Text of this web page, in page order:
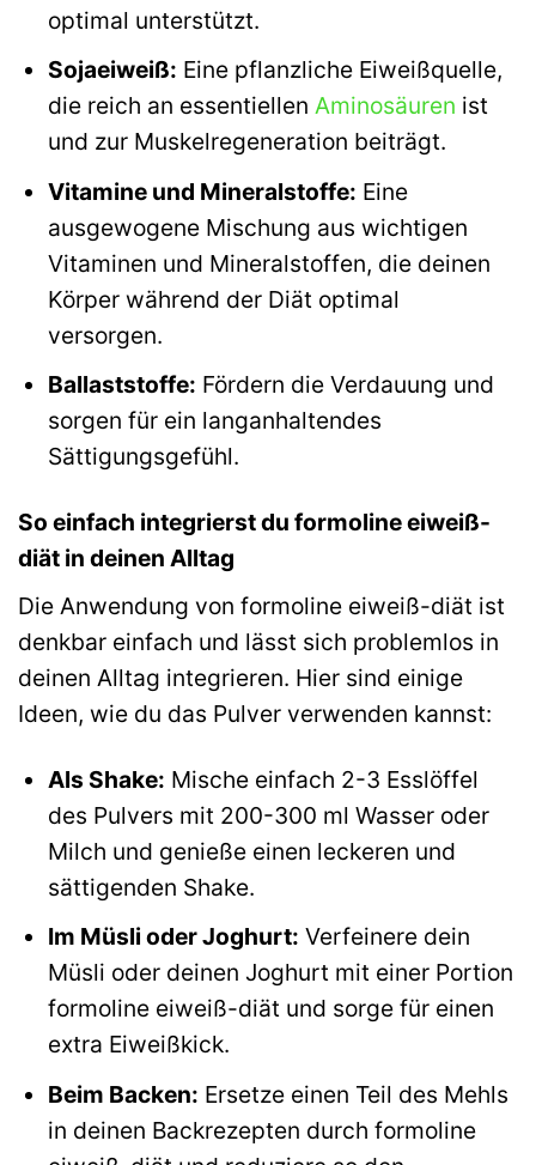
optimal unterstützt.
Sojaeiweiß: Eine pflanzliche Eiweißquelle,
die reich an essentiellen Aminosäuren ist
und zur Muskelregeneration beiträgt.
Vitamine und Mineralstoffe: Eine
ausgewogene Mischung aus wichtigen
Vitaminen und Mineralstoffen, die deinen
Körper während der Diät optimal
versorgen.
Ballaststoffe: Fördern die Verdauung und
sorgen für ein langanhaltendes
Sättigungsgefühl.
So einfach integrierst du formoline eiweiß-
diät in deinen Alltag
Die Anwendung von formoline eiweiß-diät ist
denkbar einfach und lässt sich problemlos in
deinen Alltag integrieren. Hier sind einige
Ideen, wie du das Pulver verwenden kannst:
Als Shake: Mische einfach 2-3 Esslöffel
des Pulvers mit 200-300 ml Wasser oder
Milch und genieße einen leckeren und
sättigenden Shake.
Im Müsli oder Joghurt: Verfeinere dein
Müsli oder deinen Joghurt mit einer Portion
formoline eiweiß-diät und sorge für einen
extra Eiweißkick.
Beim Backen: Ersetze einen Teil des Mehls
in deinen Backrezepten durch formoline